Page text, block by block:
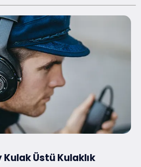
Üstü Kulaklık